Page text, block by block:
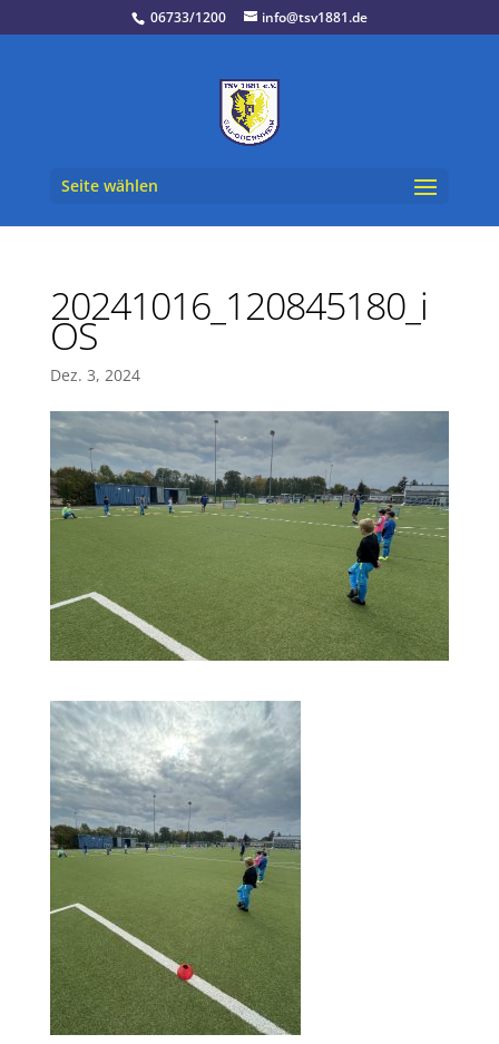
06733/1200 info@tsv1881.de
Seite wählen
20241016_120845180_i
OS
Dez. 3, 2024